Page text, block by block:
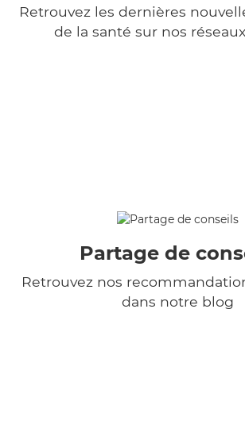
Retrouvez les dernières
de la santé sur nos
Partage de
Retrouvez nos
dans notre blog